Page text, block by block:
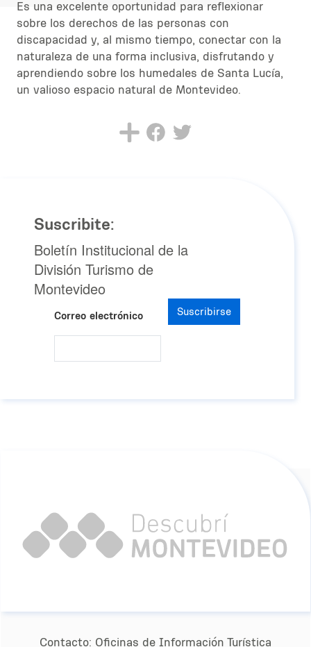
Es una excelente oportunidad para reflexionar
sobre los derechos de las personas con
discapacidad y, al mismo tiempo, conectar con la
naturaleza de una forma inclusiva, disfrutando y
aprendiendo sobre los humedales de Santa Lucía,
un valioso espacio natural de Montevideo.
Suscribite:
Boletín Institucional de la
División Turismo de
Montevideo
Correo electrónico Suscribirse
Contacto: Oﬁcinas de Información Turística